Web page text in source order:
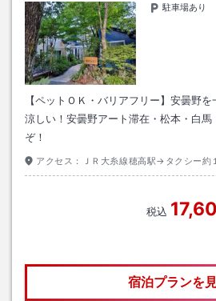
駐車場あり
【ペットＯＫ・バリアフリー】安曇野
涼しい！安曇野アート滞在・松本・白馬
ぞ！
アクセス： ＪＲ大糸線穂高駅→タクシー約
税込
宿泊プランを